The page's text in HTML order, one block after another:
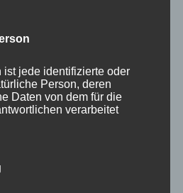
mich auf den
Waldesrand noch eine
Kitzen begegnete. So
mich traurig, dass sie
ist jede identifizierte oder
Person, deren
Daten von dem für die
verarbeitet